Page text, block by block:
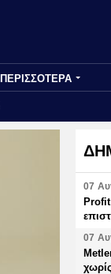
ΠΕΡΙΣΣΟΤΕΡΑ
07
07